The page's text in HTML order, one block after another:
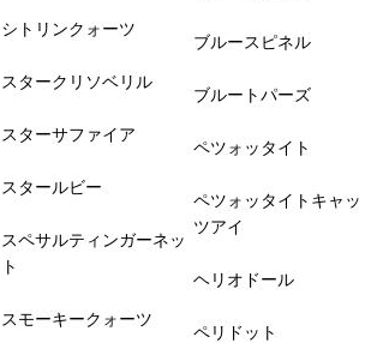
シトリンクォーツ
スタークリソベリル
スターサファイア
スタールビー
スペサルティンガーネッ
ト
スモーキークォーツ
ブルースピネル
ブルートパーズ
ペツォッタイト
ペツォッタイトキャッ
ツアイ
ヘリオドール
ペリドット